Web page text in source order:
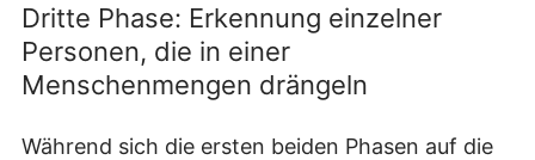
Dritte Phase: Erkennung einzelner
Personen, die in einer
Menschenmengen drängeln
Während sich die ersten beiden Phasen auf die